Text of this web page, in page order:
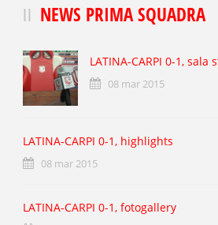
NEWS PRIMA SQUADRA
LATINA-CARPI 0-1, sala
08 mar 2015
LATINA-CARPI 0-1, highlights
08 mar 2015
LATINA-CARPI 0-1, fotogallery